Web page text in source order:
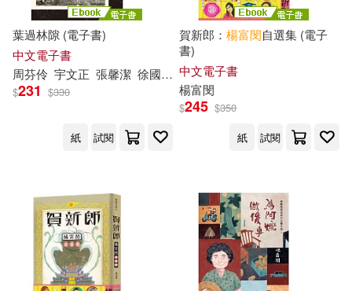
葉過林隙 (電子書)
中文電子書
周芬伶 宇文正 張馨潔 徐國能 楊富閔 楊明
$231 $330
紙 試閱
賀新郎： 楊富閔自選集 (電子
書)
中文電子書
楊富閔
$245 $350
紙
試閱